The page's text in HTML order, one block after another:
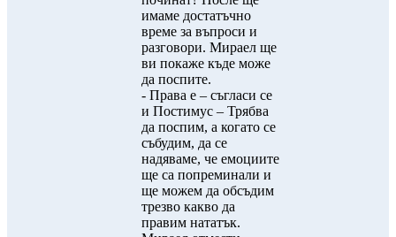
имаме достатъчно
време за въпроси и
разговори. Мираел ще
ви покаже къде може
да поспите.
- Права е – съгласи се
и Постимус – Трябва
да поспим, а когато се
събудим, да се
надяваме, че емоциите
ще са попреминали и
ще можем да обсъдим
трезво какво да
правим нататък.